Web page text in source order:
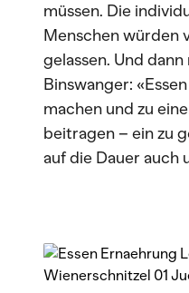
müssen. Die
Menschen würden
gelassen. Und
Binswanger:
machen und zu
beitragen – ein zu
auf die Dauer auch